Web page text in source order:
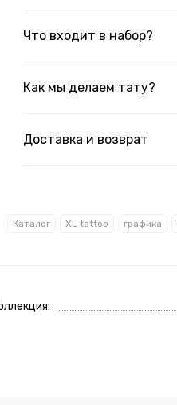
Что входит в набор?
Как мы делаем тату?
Доставка и возврат
Каталог XL tattoo графика